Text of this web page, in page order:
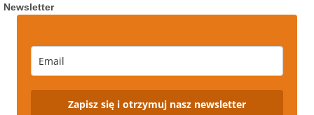
Newsletter
Zapisz się i otrzymuj nasz newsletter